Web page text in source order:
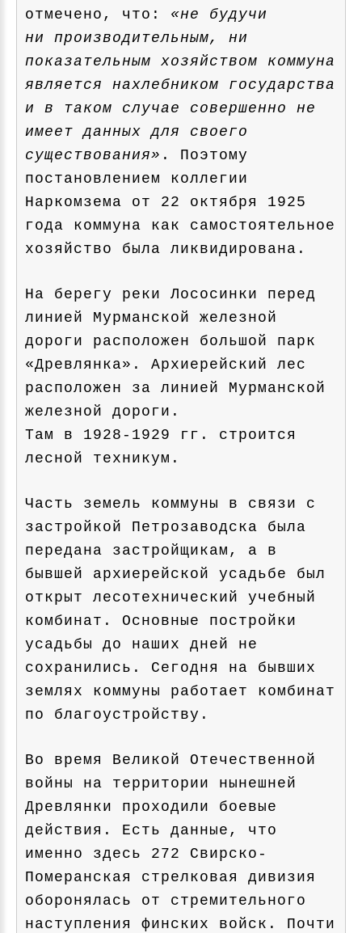
отмечено, что: «не будучи
ни производительным, ни
показательным хозяйством коммуна
является нахлебником государства
и в таком случае совершенно не
имеет данных для своего
существования» . Поэтому
постановлением коллегии
Наркомзема от 22 октября 1925
года коммуна как самостоятельное
хозяйство была ликвидирована.
На берегу реки Лососинки перед
линией Мурманской железной
дороги расположен большой парк
«Древлянка». Архиерейский лес
расположен за линией Мурманской
железной дороги.
Там в 1928‑1929 гг. строится
лесной техникум.
Часть земель коммуны в связи с
застройкой Петрозаводска была
передана застройщикам, а в
бывшей архиерейской усадьбе был
открыт лесотехнический учебный
комбинат. Основные постройки
усадьбы до наших дней не
сохранились. Сегодня на бывших
землях коммуны работает комбинат
по благоустройству.
Во время Великой Отечественной
войны на территории нынешней
Древлянки проходили боевые
действия. Есть данные, что
именно здесь 272 Свирско-
Померанская стрелковая дивизия
оборонялась от стремительного
наступления финских войск. Почти